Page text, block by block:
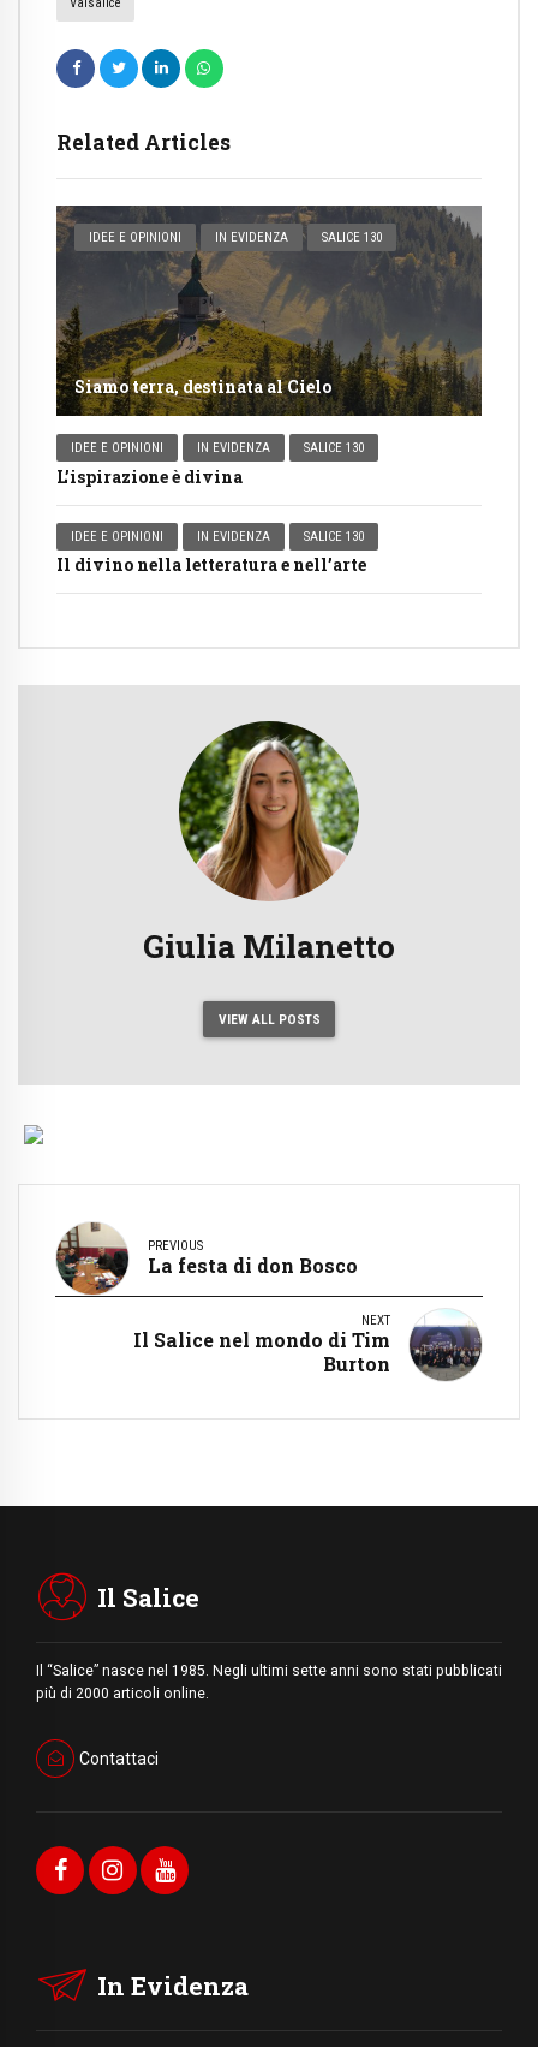
Related Articles
IDEE E OPINIONI IN EVIDENZA SALICE 130
Siamo terra, destinata al Cielo
IDEE E OPINIONI IN EVIDENZA SALICE 130
L’ispirazione è divina
IDEE E OPINIONI IN EVIDENZA SALICE 130
Il divino nella letteratura e nell’arte
Giulia Milanetto
VIEW ALL POSTS
PREVIOUS
La festa di don Bosco
NEXT
Il Salice nel mondo di Tim
Burton
Il Salice
Il “Salice” nasce nel 1985. Negli ultimi sette anni sono stati pubblicati
più di 2000 articoli online.
Contattaci
In Evidenza